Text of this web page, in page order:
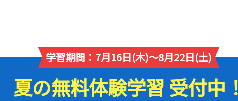
学習期間：7月16日(木)～8月22日(土)
夏の無料体験学習 受付中！